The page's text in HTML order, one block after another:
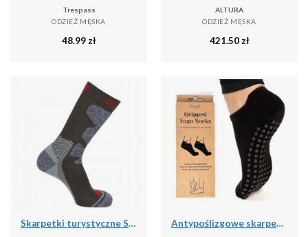
Trespass
ODZIEŻ MĘSKA
48.99zł
ALTURA
ODZIEŻ MĘSKA
421.50zł
Skarpetki turystyczne Salomon Exit Outdoor Antypoślizgowe skarpetki do jogi myga Grip Socks - XL